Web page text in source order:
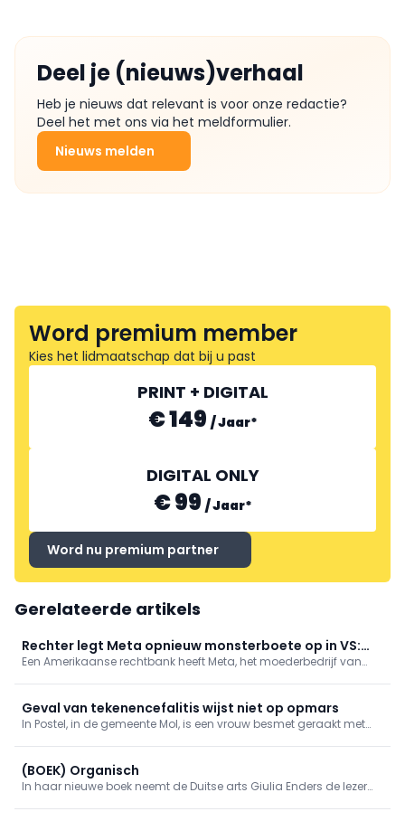
Deel je (nieuws)verhaal
Heb je nieuws dat relevant is voor onze redactie?
Deel het met ons via het meldformulier.
Nieuws melden
Word premium member
Kies het lidmaatschap dat bij u past
PRINT + DIGITAL
€ 149 /Jaar*
DIGITAL ONLY
€ 99 /Jaar*
Word nu premium partner
Gerelateerde artikels
Rechter legt Meta opnieuw monsterboete op in VS:
bedrijf moet kinderen meer beschermen
Een Amerikaanse rechtbank heeft Meta, het moederbedrijf van
maatregelen neemt om jonge gebruikers te beschermen.
Geval van tekenencefalitis wijst niet op opmars
In Postel, in de gemeente Mol, is een vrouw besmet geraakt met
(BOEK) Organisch
In haar nieuwe boek neemt de Duitse arts Giulia Enders de lezer